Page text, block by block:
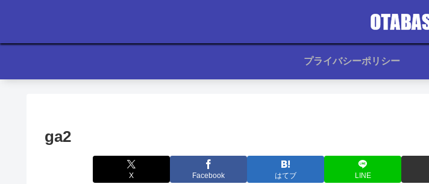
プライバシーポリシー
ga2
X Facebook はてブ LINE